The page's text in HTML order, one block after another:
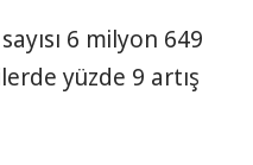
6 milyon 649
yüzde 9 artış